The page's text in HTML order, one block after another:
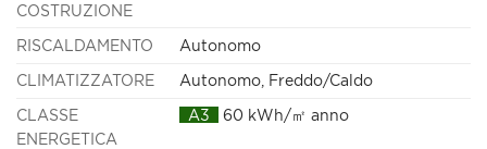
COSTRUZIONE
RISCALDAMENTO Autonomo
CLIMATIZZATORE Autonomo, Freddo/Caldo
CLASSE
ENERGETICA
A3 60 kWh/㎡ anno